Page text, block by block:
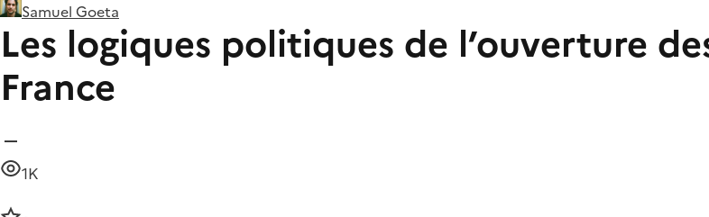
Samuel Goeta
Les logiques politiques de l’ouverture
France
1K